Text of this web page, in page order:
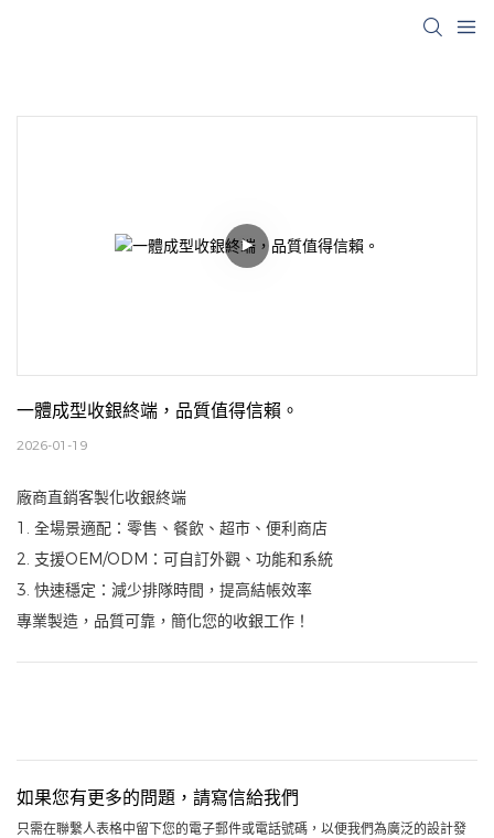
一體成型收銀終端，品質值得信賴。
2026-01-19
廠商直銷客製化收銀終端
1. 全場景適配：零售、餐飲、超市、便利商店
2. 支援OEM/ODM：可自訂外觀、功能和系統
3. 快速穩定：減少排隊時間，提高結帳效率
專業製造，品質可靠，簡化您的收銀工作！
如果您有更多的問題，請寫信給我們
只需在聯繫人表格中留下您的電子郵件或電話號碼，以便我們為廣泛的設計發